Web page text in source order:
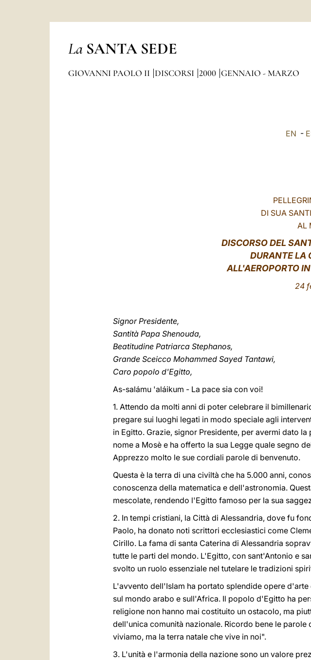
La SANTA SEDE
GIOVANNI PAOLO II DISCORSI 2000 GENNAIO - MARZO
EN -
DI SUA
AL
DISCORSO DEL
DURANTE LA
ALL'AEROPORTO
24
Signor Presidente,
Santità Papa Shenouda,
Beatitudine Patriarca Stephanos,
Grande Sceicco Mohammed Sayed Tantawi,
Caro popolo d'Egitto,
As-salámu 'aláikum - La pace sia con voi!
1. Attendo da molti anni di poter celebrare il
pregare sui luoghi legati in modo speciale agli
in Egitto. Grazie, signor Presidente, per avermi dato
nome a Mosè e ha offerto la sua Legge quale segno
Apprezzo molto le sue cordiali parole di benvenuto.
Questa è la terra di una civiltà che ha 5.000 anni,
conoscenza della matematica e dell'astronomia.
mescolate, rendendo l'Egitto famoso per la sua
2. In tempi cristiani, la Città di Alessandria, dove fu
Paolo, ha donato noti scrittori ecclesiastici come
Cirillo. La fama di santa Caterina di Alessandria
tutte le parti del mondo. L'Egitto, con sant'Antonio e
svolto un ruolo essenziale nel tutelare le tradizioni
L'avvento dell'Islam ha portato splendide opere
sul mondo arabo e sull'Africa. Il popolo d'Egitto ha
religione non hanno mai costituito un ostacolo, ma
dell'unica comunità nazionale. Ricordo bene le parole
viviamo, ma la terra natale che vive in noi".
3. L'unità e l'armonia della nazione sono un valore